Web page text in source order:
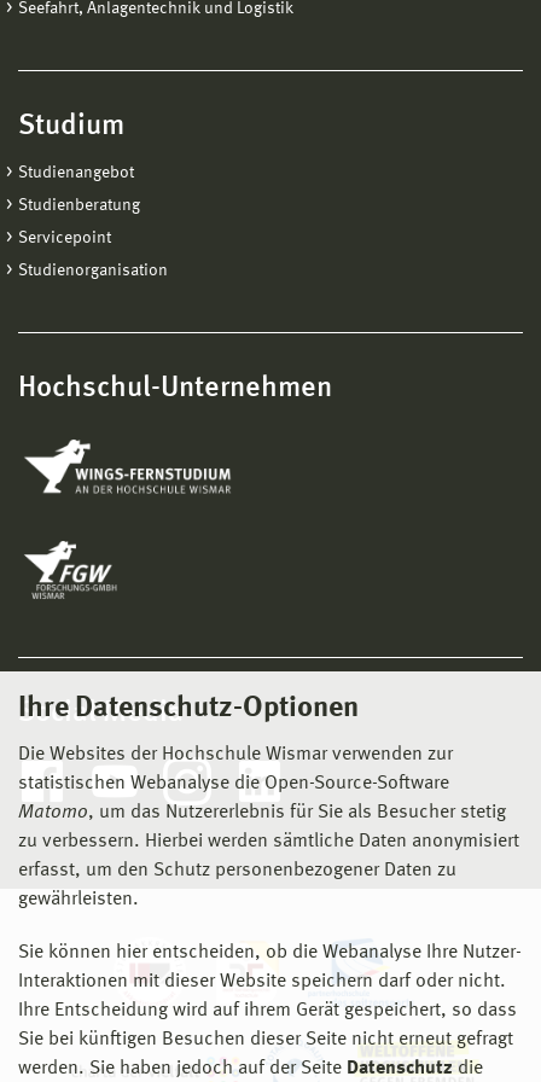
Ihre Datenschutz-Optionen
Die Websites der Hochschule Wismar verwenden zur
statistischen Webanalyse die Open-Source-Software
Matomo, um das Nutzererlebnis für Sie als Besucher stetig
zu verbessern. Hierbei werden sämtliche Daten anonymisiert
erfasst, um den Schutz personenbezogener Daten zu
gewährleisten.
Sie können hier entscheiden, ob die Webanalyse Ihre Nutzer-
Interaktionen mit dieser Website speichern darf oder nicht.
Ihre Entscheidung wird auf ihrem Gerät gespeichert, so dass
Sie bei künftigen Besuchen dieser Seite nicht erneut gefragt
werden. Sie haben jedoch auf der Seite Datenschutz die
Seefahrt, Anlagentechnik und Logistik
Studium
Studienangebot
Studienberatung
Servicepoint
Studienorganisation
Hochschul-Unternehmen
Social Media